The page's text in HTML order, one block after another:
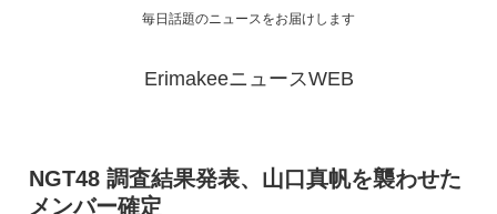
毎日話題のニュースをお届けします
ErimakeeニュースWEB
NGT48 調査結果発表、山口真帆を襲わせた
メンバー確定